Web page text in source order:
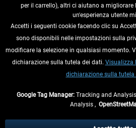
RECEDERE DAL CONTRATTO
INFORMAZIONI
per il carrello), altri ci aiutano a migliorare
un'esperienza utente
Accetti i seguenti cookie facendo clic su
sono disponibili nelle impostazioni sulla
modificare la selezione in qualsiasi momento.
dichiarazione sulla tutela dei dati. Visualizza
dichiarazione sulla tutela
Google Tag Manager: Tracking and
Analysis ,